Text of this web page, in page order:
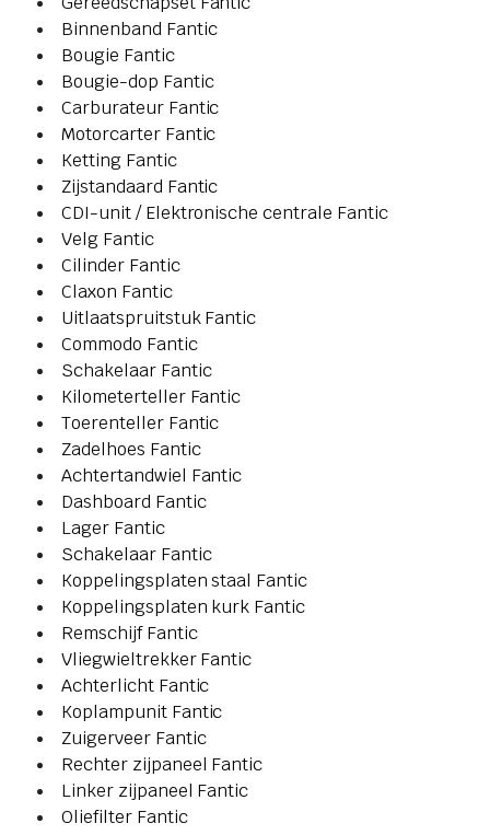
Binnenband Fantic
Bougie Fantic
Bougie-dop Fantic
Carburateur Fantic
Motorcarter Fantic
Ketting Fantic
Zijstandaard Fantic
CDI-unit / Elektronische centrale Fantic
Velg Fantic
Cilinder Fantic
Claxon Fantic
Uitlaatspruitstuk Fantic
Commodo Fantic
Schakelaar Fantic
Kilometerteller Fantic
Toerenteller Fantic
Zadelhoes Fantic
Achtertandwiel Fantic
Dashboard Fantic
Lager Fantic
Schakelaar Fantic
Koppelingsplaten staal Fantic
Koppelingsplaten kurk Fantic
Remschijf Fantic
Vliegwieltrekker Fantic
Achterlicht Fantic
Koplampunit Fantic
Zuigerveer Fantic
Rechter zijpaneel Fantic
Linker zijpaneel Fantic
Oliefilter Fantic